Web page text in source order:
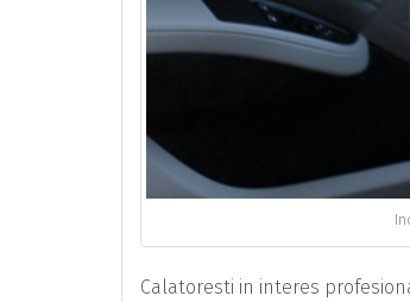
Calatoresti in interes